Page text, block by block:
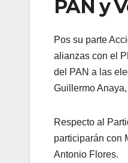
PAN y
Pos su parte
alianzas con el
del PAN a las
Guillermo
Respecto al
participarán con
Antonio Flores.